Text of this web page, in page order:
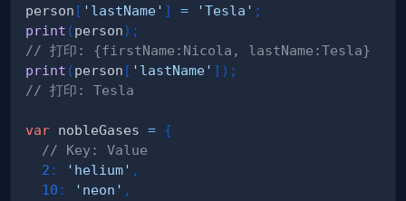
person [ 'lastName' ] = 'Tesla' ;
print (person) ;
// 打印: {firstName:Nicola, lastName:Tesla}
print (person [ 'lastName' ] ) ;
// 打印: Tesla
var nobleGases = {
// Key: Value
2 : 'helium' ,
10 : 'neon' ,